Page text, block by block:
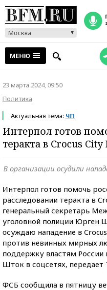
Москва
МЕНЮ
23 марта 2024, 09:50
Политика
Актуальная тема: ЧП
Интерпол готов
теракта в Crocus
В организации осудили
Интерпол готов помочь
расследовании теракта в
генеральный секретарь
уголовной полиции Юрген
осуждаю нападение в
против невинных мирных
поддержку властям России
Шток в соцсетях, передает
ФСБ сообщила в пятницу